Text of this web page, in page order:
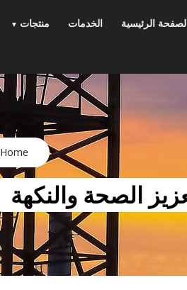
الرئيسية الخدمات منتجات
Home
الصحة والنكهة